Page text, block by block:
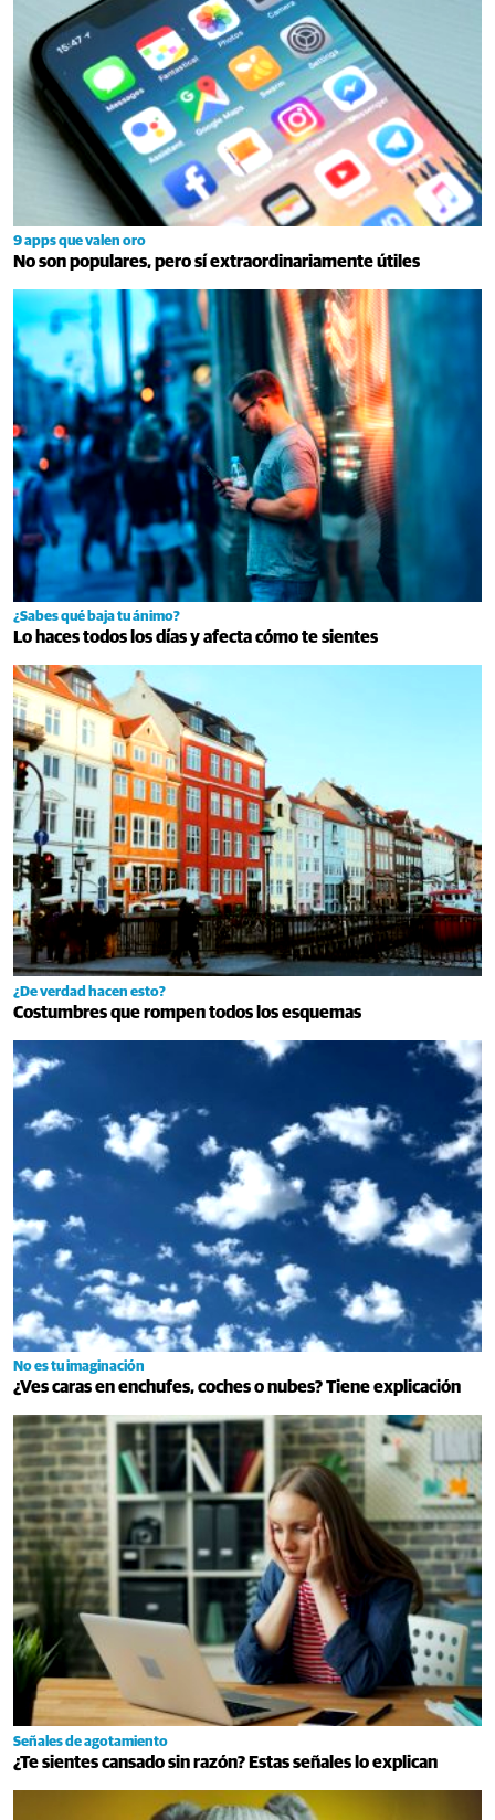
9 apps que valen oro
No son populares, pero sí extraordinariamente útiles
¿Sabes qué baja tu ánimo?
Lo haces todos los días y afecta cómo te sientes
¿De verdad hacen esto?
Costumbres que rompen todos los esquemas
No es tu imaginación
¿Ves caras en enchufes, coches o nubes? Tiene explicación
Señales de agotamiento
¿Te sientes cansado sin razón? Estas señales lo explican